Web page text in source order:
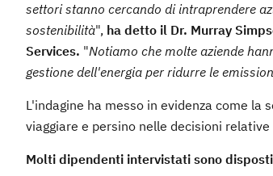
settori stanno cercando di intraprendere
sostenibilità", ha detto il Dr. Murray
Services. "Notiamo che molte aziende
gestione dell'energia per ridurre le
L'indagine ha messo in evidenza come
viaggiare e persino nelle decisioni
Molti dipendenti intervistati sono